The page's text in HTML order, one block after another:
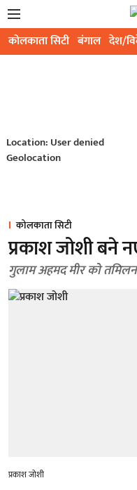
कोलकाता सिटी बंगाल देश/
Location: User denied
Geolocation
कोलकाता सिटी
प्रकाश जोशी बने
गुलाम अहमद मीर को
प्रकाश जोशी